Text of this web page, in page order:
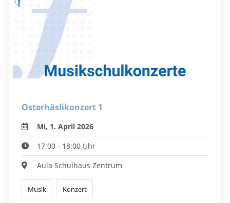
Osterhäslikonzert 1
Mi, 1. April 2026
17:00 - 18:00 Uhr
Aula Schulhaus Zentrum
Musik Konzert